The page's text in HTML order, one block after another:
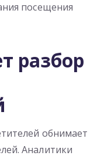
посещения
разбор
обнимает
Аналитики